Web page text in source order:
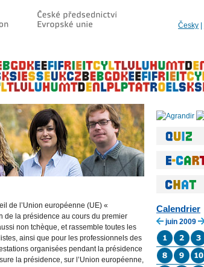
Česky
de l’Union européenne (UE) «
de la présidence au cours du premier
non tchèque, et rassemble toutes les
ainsi que pour les professionnels des
organisées pendant la présidence
la présidence, sur l’Union européenne,
Calendrier
juin 2009